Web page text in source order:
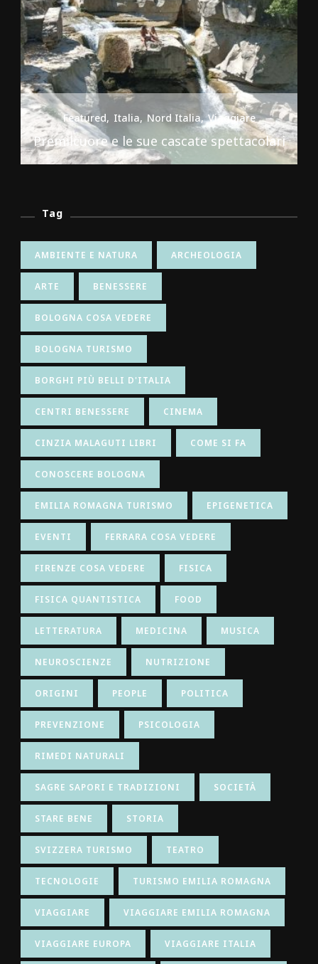
Featured Italia Nord Italia Viaggiare
Premilcuore e le sue cascate spettacolari
Tag
AMBIENTE E NATURA ARCHEOLOGIA
ARTE BENESSERE
BOLOGNA COSA VEDERE
BOLOGNA TURISMO
BORGHI PIÙ BELLI D'ITALIA
CENTRI BENESSERE CINEMA
CINZIA MALAGUTI LIBRI COME SI FA
CONOSCERE BOLOGNA
EMILIA ROMAGNA TURISMO EPIGENETICA
EVENTI FERRARA COSA VEDERE
FIRENZE COSA VEDERE FISICA
FISICA QUANTISTICA FOOD
LETTERATURA MEDICINA MUSICA
NEUROSCIENZE NUTRIZIONE
ORIGINI PEOPLE POLITICA
PREVENZIONE PSICOLOGIA
RIMEDI NATURALI
SAGRE SAPORI E TRADIZIONI SOCIETÀ
STARE BENE STORIA
SVIZZERA TURISMO TEATRO
TECNOLOGIE TURISMO EMILIA ROMAGNA
VIAGGIARE VIAGGIARE EMILIA ROMAGNA
VIAGGIARE EUROPA VIAGGIARE ITALIA